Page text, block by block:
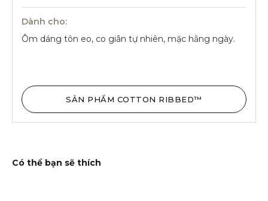
Dành cho:
Ôm dáng tôn eo, co giãn tự nhiên, mặc hằng ngày.
SẢN PHẨM COTTON RIBBED™